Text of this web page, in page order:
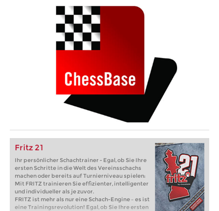
Fritz 21
Ihr persönlicher Schachtrainer - Egal, ob Sie Ihre
ersten Schritte in die Welt des Vereinsschachs
machen oder bereits auf Turnierniveau spielen:
Mit FRITZ trainieren Sie effizienter, intelligenter
und individueller als je zuvor.
FRITZ ist mehr als nur eine Schach-Engine – es ist
eine Trainingsrevolution! Egal, ob Sie Ihre ersten